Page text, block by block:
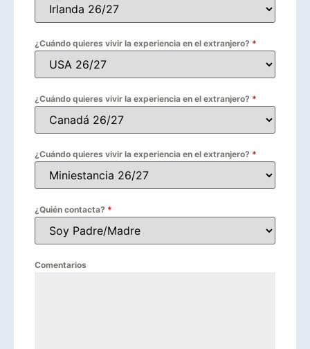
¿Cuándo quieres vivir la experiencia en el extranjero? *
¿Cuándo quieres vivir la experiencia en el extranjero? *
¿Cuándo quieres vivir la experiencia en el extranjero? *
¿Quién contacta? *
Comentarios